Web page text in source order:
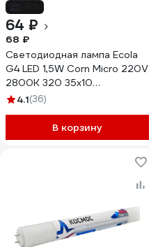
64 ₽
68 ₽
Светодиодная лампа Ecola
G4 LED 1,5W Corn Micro 220V
2800K 320 35x10
G4RW15ELC
4.1(36)
В корзину